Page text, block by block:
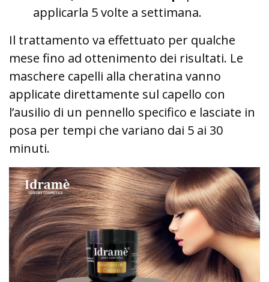
applicarla 5 volte a settimana.
Il trattamento va effettuato per qualche
mese fino ad ottenimento dei risultati. Le
maschere capelli alla cheratina vanno
applicate direttamente sul capello con
l’ausilio di un pennello specifico e lasciate in
posa per tempi che variano dai 5 ai 30
minuti.